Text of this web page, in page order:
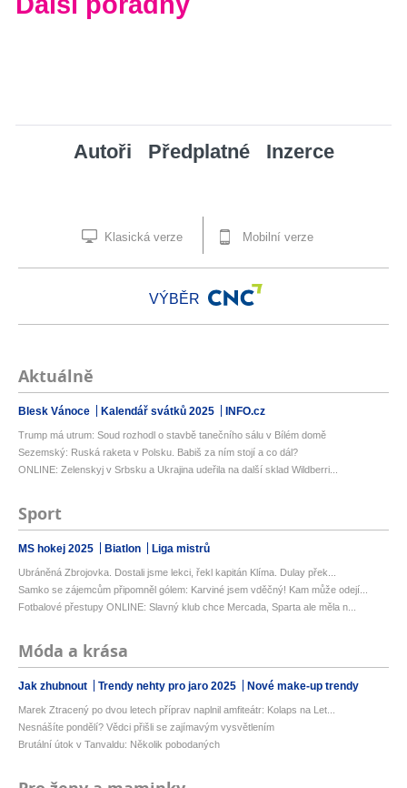
Autoři Předplatné Inzerce
Klasická verze Mobilní verze
VÝBĚR
Aktuálně
Blesk Vánoce Kalendář svátků 2025 INFO.cz
Trump má utrum: Soud rozhodl o stavbě tanečního sálu v Bílém domě
Sezemský: Ruská raketa v Polsku. Babiš za ním stojí a co dál?
ONLINE: Zelenskyj v Srbsku a Ukrajina udeřila na další sklad Wildberri...
Sport
MS hokej 2025 Biatlon Liga mistrů
Ubráněná Zbrojovka. Dostali jsme lekci, řekl kapitán Klíma. Dulay přek...
Samko se zájemcům připomněl gólem: Karviné jsem vděčný! Kam může odejí...
Fotbalové přestupy ONLINE: Slavný klub chce Mercada, Sparta ale měla n...
Móda a krása
Jak zhubnout Trendy nehty pro jaro 2025 Nové make-up trendy
Marek Ztracený po dvou letech příprav naplnil amfiteátr: Kolaps na Let...
Nesnášíte pondělí? Vědci přišli se zajímavým vysvětlením
Brutální útok v Tanvaldu: Několik pobodaných